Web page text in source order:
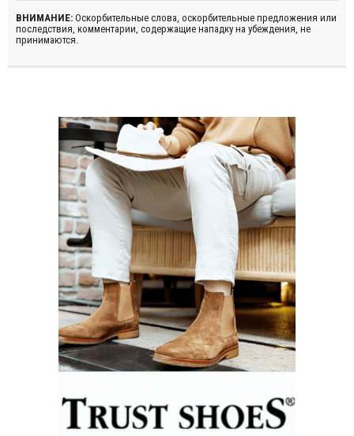
ВНИМАНИЕ: Оскорбительные слова, оскорбительные предложения или
последствия, комментарии, содержащие нападку на убеждения, не
принимаются.